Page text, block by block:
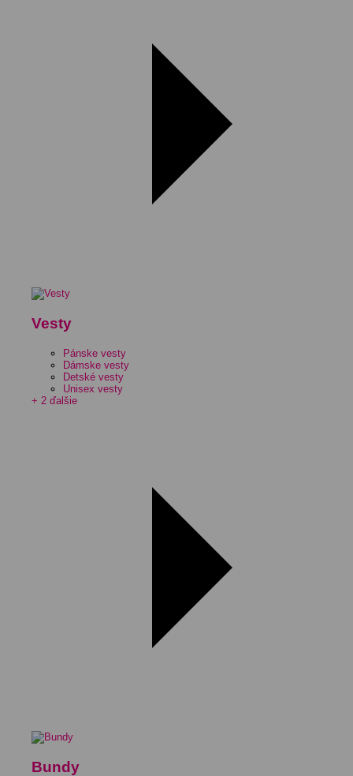
Vesty
Pánske vesty
Dámske vesty
Detské vesty
Unisex vesty
+ 2 ďalšie
Bundy